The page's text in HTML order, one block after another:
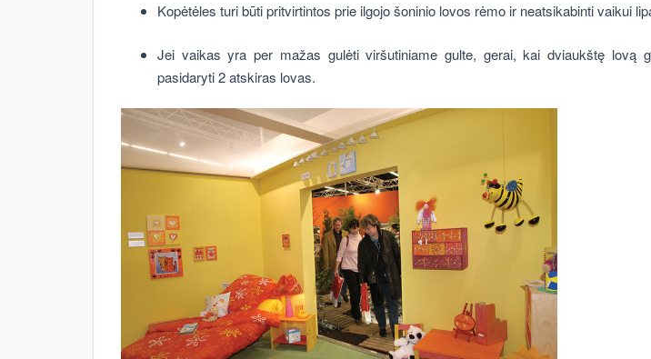
Kopėtėles turi būti pritvirtintos prie ilgojo šoninio lovos rėmo ir neatsikabinti vaikui
Jei vaikas yra per mažas gulėti viršutiniame gulte, gerai, kai dviaukštę lovą
pasidaryti 2 atskiras lovas.